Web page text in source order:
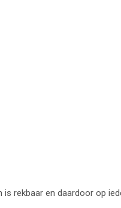
is rekbaar en daardoor op